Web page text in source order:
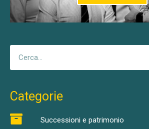
Categorie
Successioni e patrimonio